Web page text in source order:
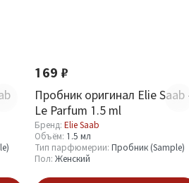
169 ₽
Пробник оригинал Elie Saab
Le Parfum 1.5 ml
Бренд: Elie Saab
Объём: 1.5 мл
Тип парфюмерии: Пробник (Sample)
Пол: Женский